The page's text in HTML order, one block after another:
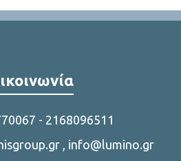
- 2168096511
info@lumino.gr